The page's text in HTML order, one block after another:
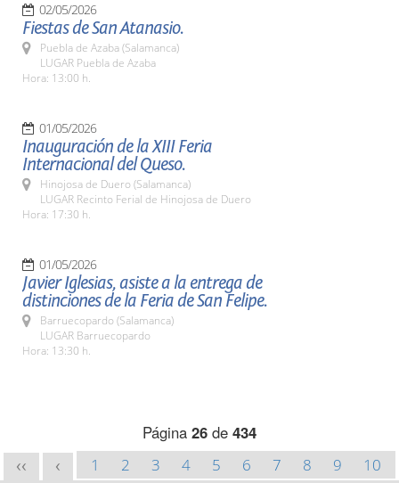
02/05/2026
Fiestas de San Atanasio.
Puebla de Azaba (Salamanca)
LUGAR Puebla de Azaba
Hora: 13:00 h.
01/05/2026
Inauguración de la XIII Feria
Internacional del Queso.
Hinojosa de Duero (Salamanca)
LUGAR Recinto Ferial de Hinojosa de Duero
Hora: 17:30 h.
01/05/2026
Javier Iglesias, asiste a la entrega de
distinciones de la Feria de San Felipe.
Barruecopardo (Salamanca)
LUGAR Barruecopardo
Hora: 13:30 h.
Página 26 de 434
<< < 1 2 3 4 5 6 7 8 9
10